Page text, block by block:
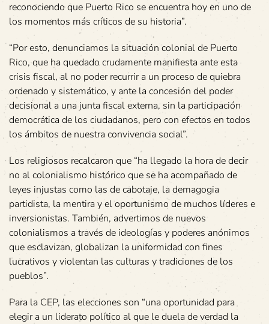
reconociendo que Puerto Rico se encuentra hoy en uno de
los momentos más críticos de su historia”.
“Por esto, denunciamos la situación colonial de Puerto
Rico, que ha quedado crudamente manifiesta ante esta
crisis fiscal, al no poder recurrir a un proceso de quiebra
ordenado y sistemático, y ante la concesión del poder
decisional a una junta fiscal externa, sin la participación
democrática de los ciudadanos, pero con efectos en todos
los ámbitos de nuestra convivencia social”.
Los religiosos recalcaron que “ha llegado la hora de decir
no al colonialismo histórico que se ha acompañado de
leyes injustas como las de cabotaje, la demagogia
partidista, la mentira y el oportunismo de muchos líderes e
inversionistas. También, advertimos de nuevos
colonialismos a través de ideologías y poderes anónimos
que esclavizan, globalizan la uniformidad con fines
lucrativos y violentan las culturas y tradiciones de los
pueblos”.
Para la CEP, las elecciones son “una oportunidad para
elegir a un liderato político al que le duela de verdad la